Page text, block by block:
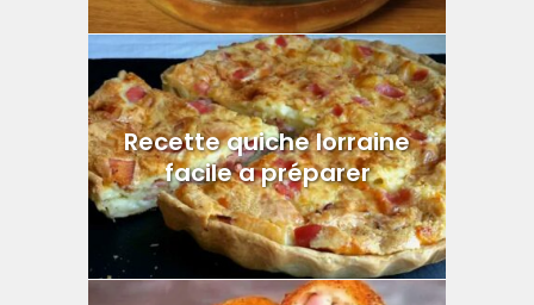
Recette quiche lorraine
facile a préparer